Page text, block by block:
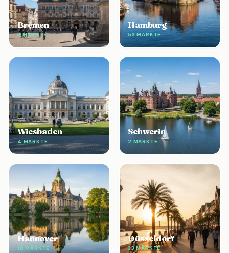
Bremen
3 MÄRKTE
Hamburg
53 MÄRKTE
Wiesbaden
4 MÄRKTE
Schwerin
2 MÄRKTE
Hannover
18 MÄRKTE
Düsseldorf
33 MÄRKTE